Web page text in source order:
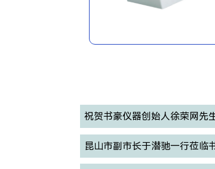
祝贺书豪仪器创始人徐荣网先
昆山市副市长于潜驰一行莅临